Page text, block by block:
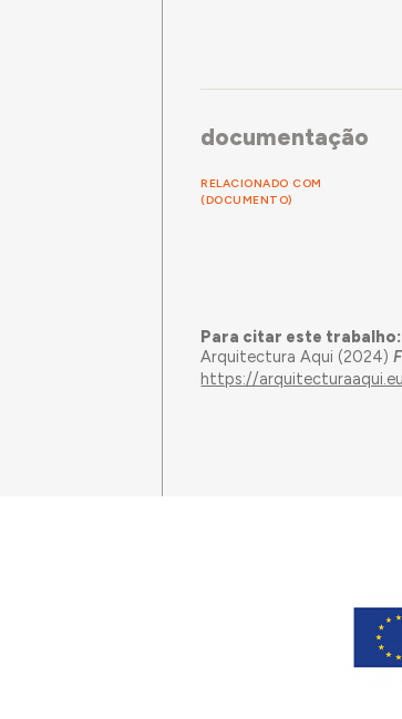
documentação
RELACIONADO COM
(DOCUMENTO)
Para citar este trabalho:
Arquitectura Aqui (2024)
https://